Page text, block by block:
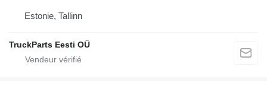
Estonie, Tallinn
TruckParts Eesti OÜ